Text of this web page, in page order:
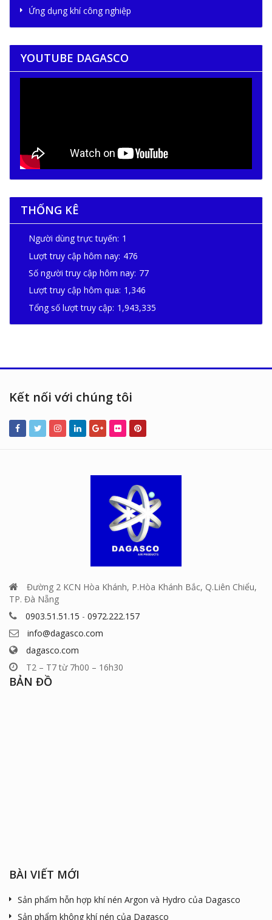
Ứng dụng khí công nghiệp
YOUTUBE DAGASCO
THỐNG KÊ
Người dùng trực tuyến: 1
Lượt truy cập hôm nay: 476
Số người truy cập hôm nay: 77
Lượt truy cập hôm qua: 1,346
Tổng số lượt truy cập: 1,943,335
Kết nối với chúng tôi
Đường 2 KCN Hòa Khánh, P.Hòa Khánh Bắc, Q.Liên Chiểu,
TP. Đà Nẵng
0903.51.51.15 - 0972.222.157
info@dagasco.com
dagasco.com
T2 – T7 từ 7h00 – 16h30
BẢN ĐỒ
BÀI VIẾT MỚI
Sản phẩm hỗn hợp khí nén Argon và Hydro của Dagasco
Sản phẩm không khí nén của Dagasco